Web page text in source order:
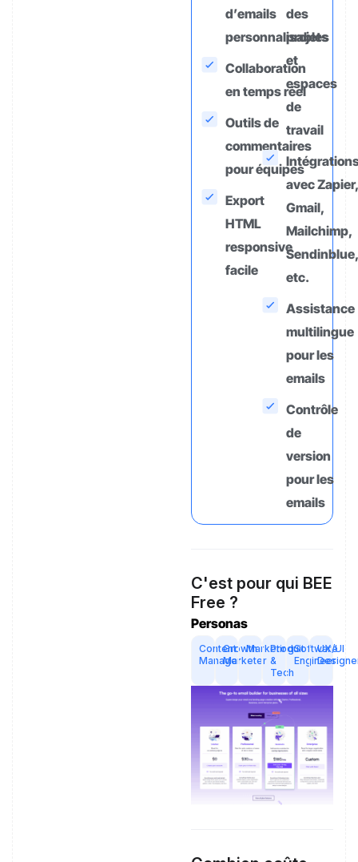
d’emails
personnalisables
Collaboration
en temps réel
Outils de
commentaires
pour équipes
Export
HTML
responsive
facile
des
projets
et
espaces
de
travail
avec Zapier,
Gmail,
Mailchimp,
Sendinblue,
etc.
Assistance
multilingue
pour les
emails
Contrôle
de
version
pour les
emails
C'est pour qui BEE
Free ?
Personas
Content
Manager
Growth
Marketer
Marketing
Produit
&
Tech
Software
Engineer
UX/UI